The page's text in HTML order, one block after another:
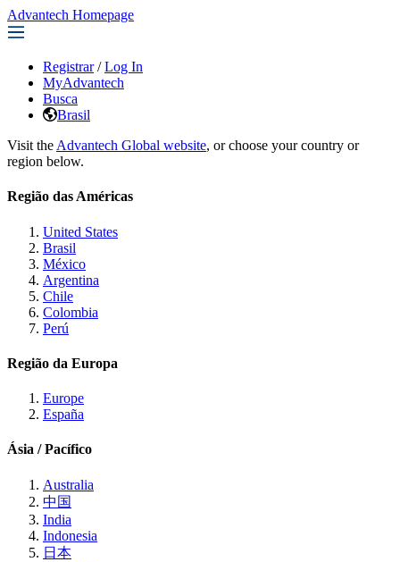
Advantech Homepage
Registrar / Log In
MyAdvantech
Busca
Brasil
Visit the Advantech Global website, or choose your country or
region below.
Região das Américas
United States
Brasil
México
Argentina
Chile
Colombia
Perú
Região da Europa
Europe
España
Ásia / Pacífico
Australia
中国
India
Indonesia
日本